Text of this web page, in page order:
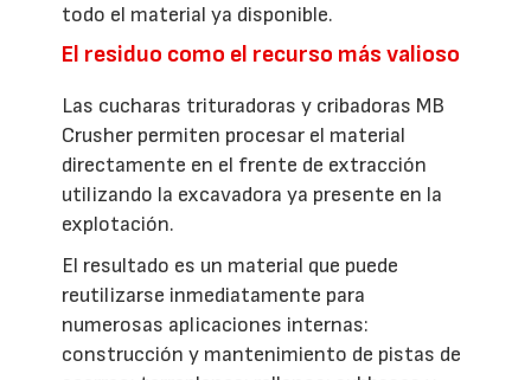
todo el material ya disponible.
El residuo como el recurso más valioso
Las cucharas trituradoras y cribadoras MB
Crusher permiten procesar el material
directamente en el frente de extracción
utilizando la excavadora ya presente en la
explotación.
El resultado es un material que puede
reutilizarse inmediatamente para
numerosas aplicaciones internas:
construcción y mantenimiento de pistas de